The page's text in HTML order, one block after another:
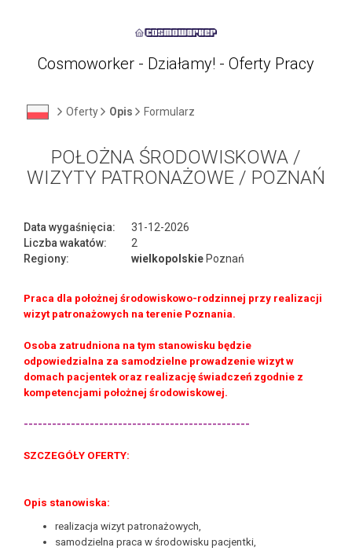
Cosmoworker - Działamy! - Oferty Pracy
Oferty Opis Formularz
POŁOŻNA ŚRODOWISKOWA /
WIZYTY PATRONAŻOWE / POZNAŃ
Data wygaśnięcia:
31-12-2026
Liczba wakatów:
2
Regiony:
wielkopolskie Poznań
Praca dla położnej środowiskowo-rodzinnej przy realizacji
wizyt patronażowych na terenie Poznania.
Osoba zatrudniona na tym stanowisku będzie
odpowiedzialna za samodzielne prowadzenie wizyt w
domach pacjentek oraz realizację świadczeń zgodnie z
kompetencjami położnej środowiskowej.
------------------------------------------------
SZCZEGÓŁY OFERTY:
Opis stanowiska:
realizacja wizyt patronażowych,
samodzielna praca w środowisku pacjentki,